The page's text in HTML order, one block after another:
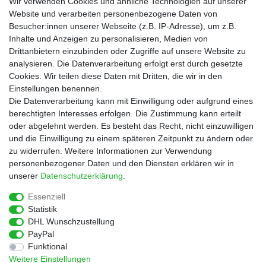
Gutscheine
Informationen
Zahlungsarten
Versandkosten
Service
Rezepte
Newsletter
Blog
Choco Patiss
|
Website und verarbeiten personenbezogene Daten von
Besucher:innen unserer Webseite (z.B. IP-Adresse), um z.B.
Inhalte und Anzeigen zu personalisieren, Medien von
Drittanbietern einzubinden oder Zugriffe auf unsere Website zu
analysieren. Die Datenverarbeitung erfolgt erst durch gesetzte
Cookies. Wir teilen diese Daten mit Dritten, die wir in den
Einstellungen benennen.
Die Datenverarbeitung kann mit Einwilligung oder aufgrund eines
berechtigten Interesses erfolgen. Die Zustimmung kann erteilt
oder abgelehnt werden. Es besteht das Recht, nicht einzuwilligen
und die Einwilligung zu einem späteren Zeitpunkt zu ändern oder
zu widerrufen. Weitere Informationen zur Verwendung
personenbezogener Daten und den Diensten erklären wir in
unserer Daten­schutz­erklärung
Essenziell
Statistik
DHL Wunschzustellung
PayPal
Funktional
Weitere Einstellungen